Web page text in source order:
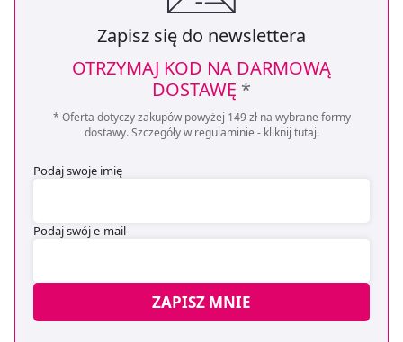
dla funkcjonowania Strony. Będzie się to jednak wiązało
z brakiem dostępu do wszystkich funkcjonalności
Zapisz się do newslettera
OTRZYMAJ KOD NA DARMOWĄ
DOSTAWĘ *
* Oferta dotyczy zakupów powyżej 149 zł na wybrane formy
dostawy. Szczegóły w regulaminie - kliknij tutaj.
Podaj swoje imię
Podaj swój e-mail
ZAPISZ MNIE